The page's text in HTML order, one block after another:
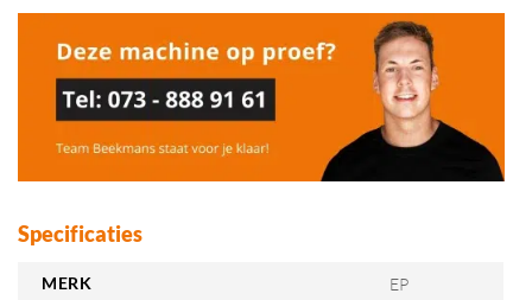
Specificaties
MERK EP